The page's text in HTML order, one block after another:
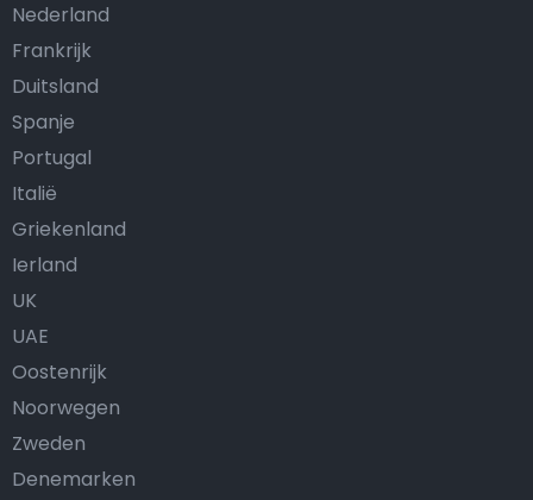
Nederland
Frankrijk
Duitsland
Spanje
Portugal
Italië
Griekenland
Ierland
UK
UAE
Oostenrijk
Noorwegen
Zweden
Denemarken